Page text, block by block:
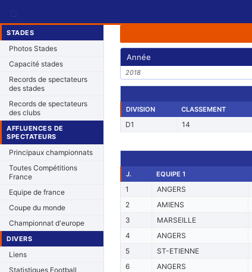
STADES
Photos Stades
Capacité stades
Records de spectateurs
des stades
Records de spectateurs
des clubs
AFFLUENCES DE
SPECTATEURS
Principaux championnats
Toutes Compétitions
France
Equipe de france
Coupe du monde
Championnat d'europe
DIVERS
Liens
Statistiques Football
Année
2018
DIVISION
CLASSEMENT
D1 14
J.
EQUIPE 1
1 ANGERS
2
AMIENS
3
MARSEILLE
4
ANGERS
5
ST-ETIENNE
6
ANGERS